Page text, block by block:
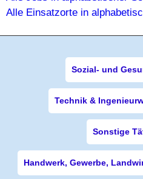
Alle Einsatzorte in
Sozial- und
Technik &
Sonstige
Handwerk, Gewerbe,